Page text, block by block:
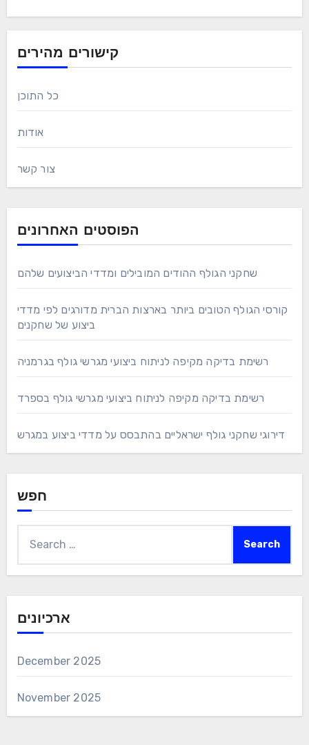
קישורים מהירים
כל התוכן
אודות
צור קשר
הפוסטים האחרונים
שחקני הגולף ההודים המובילים ומדדי הביצועים שלהם
קורסי הגולף הטובים ביותר בארצות הברית מדורגים לפי מדדי
ביצוע של שחקנים
רשימת בדיקה מקיפה לניתוח ביצועי מגרשי גולף בגרמניה
רשימת בדיקה מקיפה לניתוח ביצועי מגרשי גולף בספרד
דירוגי שחקני גולף ישראליים בהתבסס על מדדי ביצוע במגרש
חפש
ארכיונים
December 2025
November 2025